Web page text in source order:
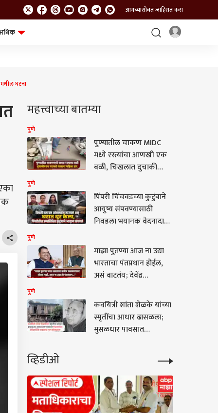
आमच्यासोबत जाहिरात करा
घटना
महत्त्वाच्या बातम्या
पुणे
पुण्यातील चाकण MIDC
मध्ये रस्त्यांचा आणखी एक
बळी, चिखलात दुचाकी
जागीच ठार
पुणे
पिंपरी चिंचवडच्या कुटुंबाने
आयुष्य संपवण्यासाठी
निवडला भयानक वेदनादायी
नायट्रेटचा धूर फुफ्फुसात
गेला अन्....
पुणे
माझा पुतण्या आज ना उद्या
भारताचा पंतप्रधान होईल,
असं वाटतंय; देवेंद्र
विधानाची जोरदार चर्चा
पुणे
कवयित्री शांता शेळके यांच्या
स्मृतींचा आधार ढासळला;
मुसळधार पावसात
व्हिडीओ